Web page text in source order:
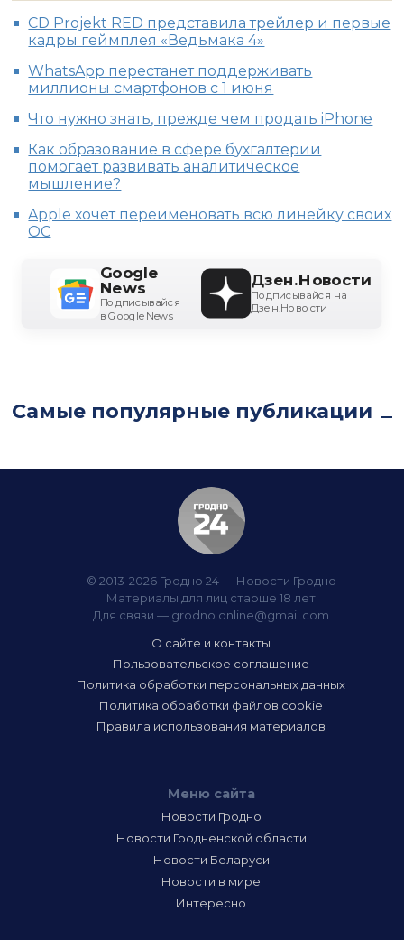
CD Projekt RED представила трейлер и первые
кадры геймплея «Ведьмака 4»
WhatsApp перестанет поддерживать
миллионы смартфонов с 1 июня
Что нужно знать, прежде чем продать iPhone
Как образование в сфере бухгалтерии
помогает развивать аналитическое
мышление?
Apple хочет переименовать всю линейку своих
ОС
Google
News
Подписывайся
в Google News
Дзен.Новости
Подписывайся на
Дзен.Новости
Самые популярные публикации
© 2013-2026 Гродно 24 — Новости Гродно
Материалы для лиц старше 18 лет
Для связи — grodno.online@gmail.com
О сайте и контакты
Пользовательское соглашение
Политика обработки персональных данных
Политика обработки файлов cookie
Правила использования материалов
Меню сайта
Новости Гродно
Новости Гродненской области
Новости Беларуси
Новости в мире
Интересно